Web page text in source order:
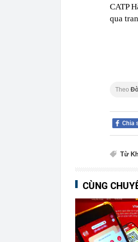
CATP
qua
Theo
Chia
Từ
CÙNG